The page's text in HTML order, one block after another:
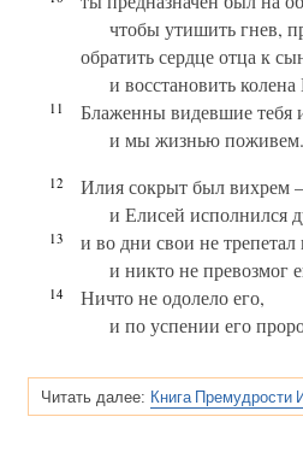
чтобы утишить гнев,
обратить сердце отца к
и восстановить колена
11
Блаженны видевшие
и мы жизнью поживем.
12
Илия сокрыт был вихрем
и Елисей исполнился
13
и во дни свои не трепетал
и никто не превозмог
14
Ничто не одолело его,
и по успении его
Читать далее: Книга Премудрости